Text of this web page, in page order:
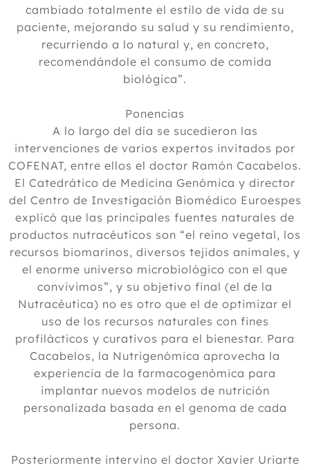
cambiado totalmente el estilo de vida de su
paciente, mejorando su salud y su rendimiento,
recurriendo a lo natural y, en concreto,
recomendándole el consumo de comida
biológica”.
Ponencias
A lo largo del día se sucedieron las
intervenciones de varios expertos invitados por
COFENAT, entre ellos el doctor Ramón Cacabelos.
El Catedrático de Medicina Genómica y director
del Centro de Investigación Biomédico Euroespes
explicó que las principales fuentes naturales de
productos nutracéuticos son “el reino vegetal, los
recursos biomarinos, diversos tejidos animales, y
el enorme universo microbiológico con el que
convivimos”, y su objetivo final (el de la
Nutracéutica) no es otro que el de optimizar el
uso de los recursos naturales con fines
profilácticos y curativos para el bienestar. Para
Cacabelos, la Nutrigenómica aprovecha la
experiencia de la farmacogenómica para
implantar nuevos modelos de nutrición
personalizada basada en el genoma de cada
persona.
Posteriormente intervino el doctor Xavier Uriarte